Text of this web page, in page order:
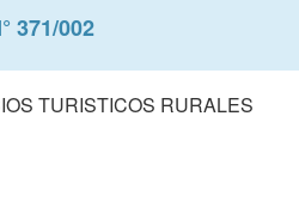
371/002
TURISTICOS RURALES